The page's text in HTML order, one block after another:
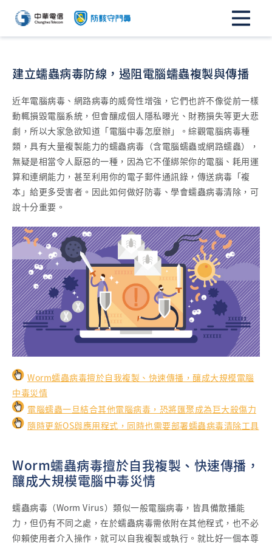
建立蠕蟲病毒防線，遏阻電腦蠕蟲複製與傳播
近年電腦病毒、網路病毒的威脅性增強，它們也許不像從前一樣
動輒損毀電腦系統，但會釀成個人隱私曝光、財務損失等更大悲
劇，所以大家急欲知道「電腦中毒怎麼辦」。綜觀電腦病毒種
類，具有大量複製能力的蠕蟲病毒（含電腦蠕蟲或網路蠕蟲），
無疑是相當令人厭惡的一種，因為它不僅綁架你的電腦、耗用運
算和連網能力，甚至利用你的電子郵件通訊錄，傳送病毒「複
本」給更多受害者。因此如何做好防毒、學會蠕蟲病毒清除，可
說十分重要。
Worm蠕蟲病毒擅於自我複製、快速傳播，釀成大規模電腦
中毒災情
電腦蠕蟲一旦結合其他電腦病毒，恐將匯聚成為巨大殺傷力
隨時更新OS與應用程式，同時也需要部署蠕蟲病毒清除工具
Worm蠕蟲病毒擅於自我複製、快速傳播，
釀成大規模電腦中毒災情
蠕蟲病毒（Worm Virus）類似一般電腦病毒，皆具備散播能
力，但仍有不同之處，在於蠕蟲病毒需依附在其他程式，也不必
仰賴使用者介入操作，就可以自我複製或執行。就比好一個本尊